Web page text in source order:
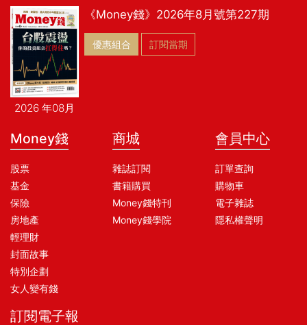
2026 年08月
《Money錢》2026年8月號第227期
優惠組合 訂閱當期
Money錢
股票
基金
保險
房地產
輕理財
封面故事
特別企劃
女人變有錢
商城
雜誌訂閱
書籍購買
Money錢特刊
Money錢學院
會員中心
訂單查詢
購物車
電子雜誌
隱私權聲明
訂閱電子報